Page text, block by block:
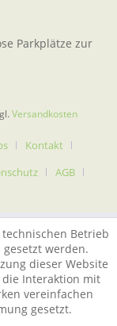
Parkplätze zur
Versandkosten
Kontakt
AGB
Betrieb
werden.
dieser Website
Interaktion mit
vereinfachen
gesetzt.